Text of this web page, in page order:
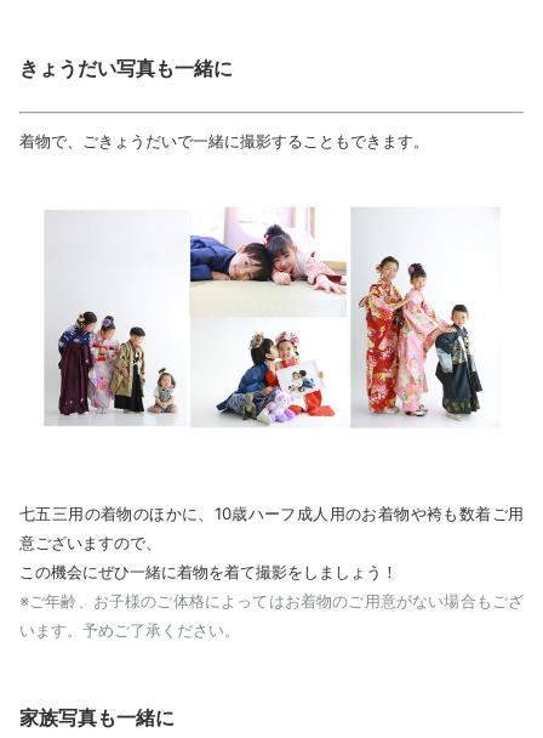
きょうだい写真も一緒に
着物で、ごきょうだいで一緒に撮影することもできます。
七五三用の着物のほかに、10歳ハーフ成人用のお着物や袴も数着ご用
意ございますので、
この機会にぜひ一緒に着物を着て撮影をしましょう！
※ご年齢、お子様のご体格によってはお着物のご用意がない場合もござ
います。予めご了承ください。
家族写真も一緒に